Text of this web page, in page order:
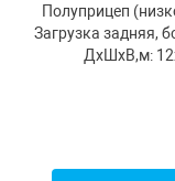
Полуприцеп
Загрузка задняя,
ДxШxВ,м: